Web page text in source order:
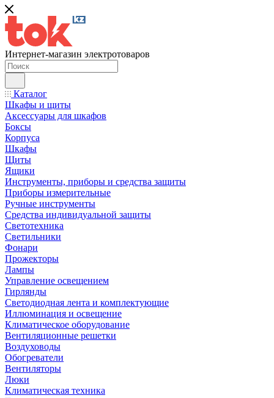
Интернет-магазин электротоваров
Каталог
Шкафы и щиты
Аксессуары для шкафов
Боксы
Корпуса
Шкафы
Щиты
Ящики
Инструменты, приборы и средства защиты
Приборы измерительные
Ручные инструменты
Средства индивидуальной защиты
Светотехника
Светильники
Фонари
Прожекторы
Лампы
Управление освещением
Гирлянды
Светодиодная лента и комплектующие
Иллюминация и освещение
Климатическое оборудование
Вентиляционные решетки
Воздуховоды
Обогреватели
Вентиляторы
Люки
Климатическая техника